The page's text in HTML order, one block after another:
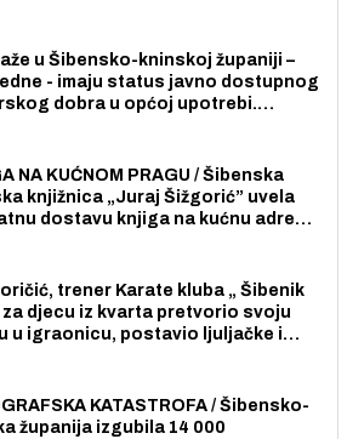
u Šibensko-kninskoj županiji –
- imaju status javno dostupnog
dobra u općoj upotrebi.
NA KUĆNOM PRAGU / Šibenska
knjižnica „Juraj Šižgorić” uvela
dostavu knjiga na kućnu adresu
trener Karate kluba „ Šibenik
za djecu iz kvarta pretvorio svoju
u igraonicu, postavio ljuljačke i
KATASTROFA / Šibensko-
županija izgubila 14 000